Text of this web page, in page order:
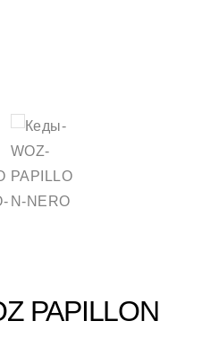
PAPILLON